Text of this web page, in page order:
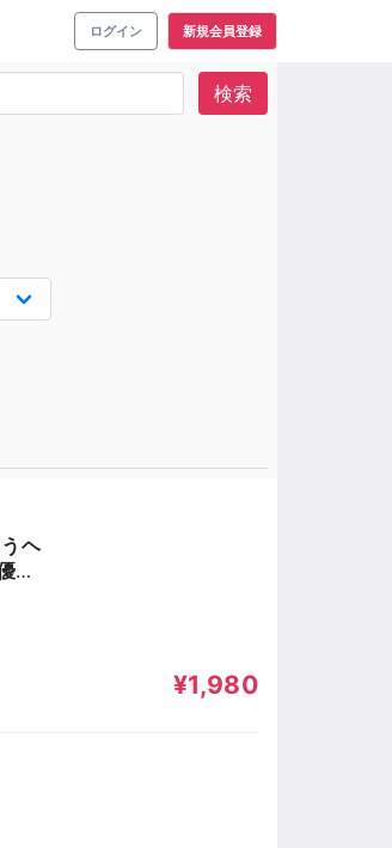
ログイン 新規会員登録
検索
ヘ
、
¥1,980